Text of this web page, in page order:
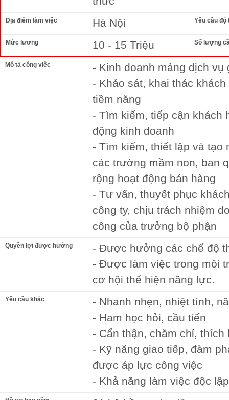
Địa điểm làm việc Hà Nội Yêu cầu độ
Mức lương 10 - 15 Triệu Số lượng
Mô tả công việc
- Kinh doanh mảng dịch vụ
- Khảo sát, khai thác
tiềm năng
- Tìm kiếm, tiếp cận khách
động kinh doanh
- Tìm kiếm, thiết lập và tạo
các trường mầm non, ban
rộng hoạt động bán hàng
- Tư vấn, thuyết phục
công ty, chịu trách nhiệm
công của trưởng bộ phận
Quyền lợi được hưởng
- Được hưởng các chế độ
- Được làm việc trong môi
cơ hội thể hiện năng lực.
Yêu cầu khác
- Nhanh nhẹn, nhiệt tình,
- Ham học hỏi, cầu tiến
- Cẩn thận, chăm chỉ, thích
- Kỹ năng giao tiếp, đàm
được áp lực công việc
- Khả năng làm việc độc